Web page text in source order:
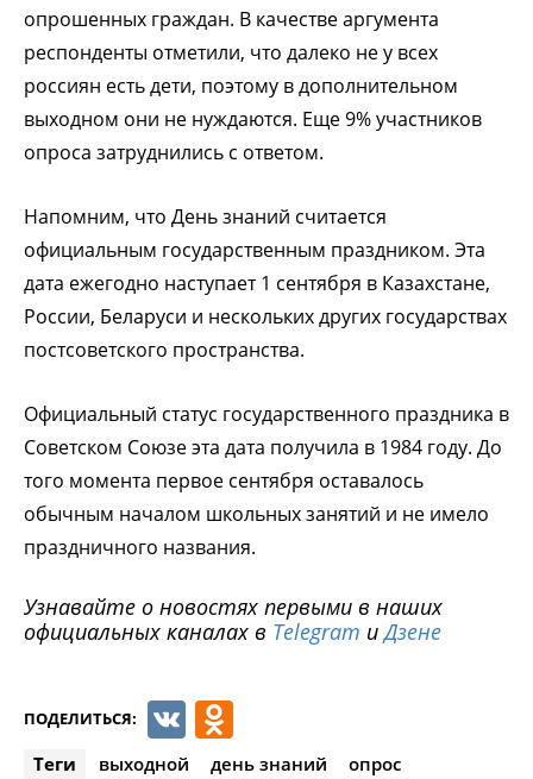
опрошенных граждан. В качестве аргумента
респонденты отметили, что далеко не у всех
россиян есть дети, поэтому в дополнительном
выходном они не нуждаются. Еще 9% участников
опроса затруднились с ответом.
Напомним, что День знаний считается
официальным государственным праздником. Эта
дата ежегодно наступает 1 сентября в Казахстане,
России, Беларуси и нескольких других государствах
постсоветского пространства.
Официальный статус государственного праздника в
Советском Союзе эта дата получила в 1984 году. До
того момента первое сентября оставалось
обычным началом школьных занятий и не имело
праздничного названия.
Узнавайте о новостях первыми в наших
официальных каналах в Telegram иДзене
ПОДЕЛИТЬСЯ: VK
Теги выходной день знаний
опрос